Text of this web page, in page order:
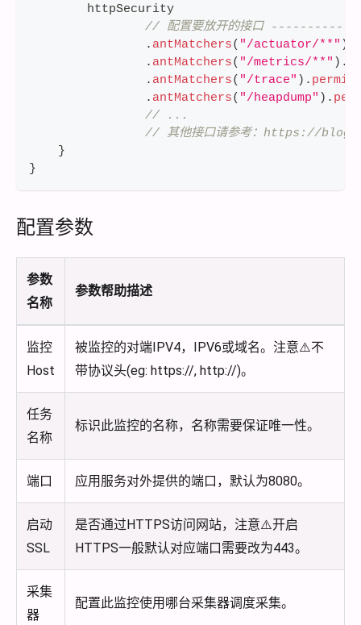
        httpSecurity
// 配置要放开的接口
. antMatchers( "/actuator/**" )
. antMatchers( "/metrics/**" ) .
. antMatchers( "/trace" ) .
. antMatchers( "/heapdump" ) .
// ...
// 其他接口请参考：https://
}
}
配置参数
参数
名称
参数帮助描述
监控
Host
被监控的对端IPV4，IPV6或域名。注意⚠️不
带协议头(eg: https://, http://)。
任务
名称
标识此监控的名称，名称需要保证唯一性。
端口 应用服务对外提供的端口，默认为8080。
启动
SSL
是否通过HTTPS访问网站，注意⚠️开启
HTTPS一般默认对应端口需要改为443。
采集
器
配置此监控使用哪台采集器调度采集。